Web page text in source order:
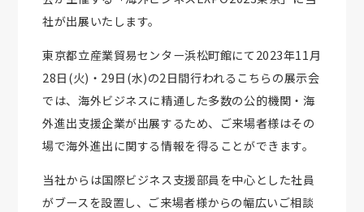
社が出展いたします。
東京都立産業貿易センター浜松町館にて2023年11月
28日(火)・29日(水)の2日間行われるこちらの展示会
では、海外ビジネスに精通した多数の公的機関・海
外進出支援企業が出展するため、ご来場者様はその
場で海外進出に関する情報を得ることができます。
当社からは国際ビジネス支援部員を中心とした社員
がブースを設置し、ご来場者様からの幅広いご相談